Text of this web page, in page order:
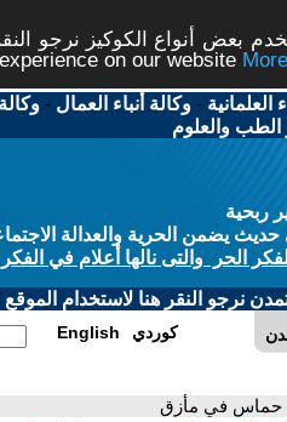
بعض أنواع الكوكيز نرجو
on our website
العلمانية -وكالة أنباء العمال -
الطب والعلوم
ربحية
يضمن الحرية والعدالة
الحر والتى نالها أعلام في الفكر
نرجو النقر هنا لاستخدام الموقع
English كوردي
حماس في مأزق